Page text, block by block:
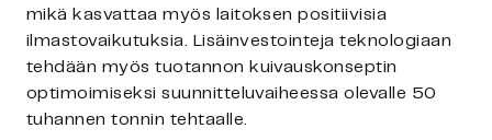
mikä kasvattaa myös laitoksen positiivisia
ilmastovaikutuksia. Lisäinvestointeja teknologiaan
tehdään myös tuotannon kuivauskonseptin
optimoimiseksi suunnitteluvaiheessa olevalle 50
tuhannen tonnin tehtaalle.